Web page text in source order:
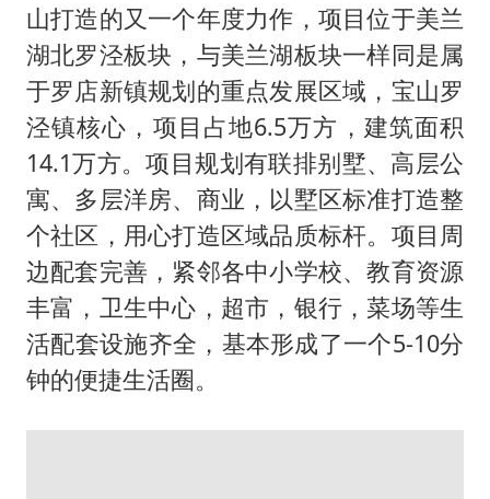
山打造的又一个年度力作，项目位于美兰
湖北罗泾板块，与美兰湖板块一样同是属
于罗店新镇规划的重点发展区域，宝山罗
泾镇核心，项目占地6.5万方，建筑面积
14.1万方。项目规划有联排别墅、高层公
寓、多层洋房、商业，以墅区标准打造整
个社区，用心打造区域品质标杆。项目周
边配套完善，紧邻各中小学校、教育资源
丰富，卫生中心，超市，银行，菜场等生
活配套设施齐全，基本形成了一个5-10分
钟的便捷生活圈。